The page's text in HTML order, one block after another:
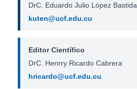
DrC. Eduardo Julio López Bastida
kuten@ucf.edu.cu
Editor Científico
DrC. Henrry Ricardo Cabrera
hricardo@ucf.edu.cu